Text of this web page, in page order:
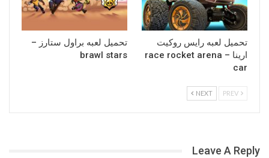
تحميل لعبه رايس روكيت
ارينا – race rocket arena
car
تحميل لعبه براول ستارز –
brawl stars
NEXT
Leave A Reply